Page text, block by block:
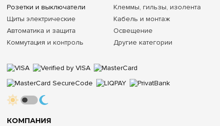
КОМПАНИЯ
Розетки и выключатели
Щиты электрические
Автоматика и защита
Коммутация и контроль
Клеммы, гильзы, изолента
Кабель и монтаж
Освещение
Другие категории